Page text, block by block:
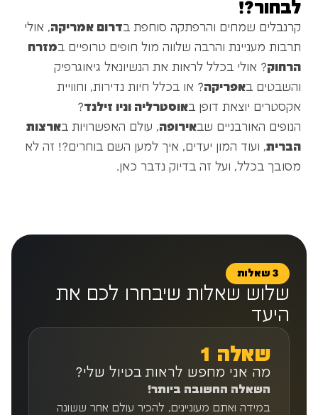
לבחור?!
קרנבלים שמחים והרפתקה סוחפת בדרום אמריקה, אולי
תרבות מעניינת והרבה שלווה מול חופים טרופיים במזרח
הרחוק? אולי בכלל לראות את הנשיונאל גיאוגרפיק
והשבטים באפריקה? או בכלל חיות נדירות, וחוויית
אקסטרים יוצאת דופן באוסטרליה וניו זילנד?
הנופים האורבניים שבאירופה, עולם האפשרויות בארצות
הברית, ועוד המון יעדים, איך למען השם בוחרים?! זה לא
מסובך בכלל, ועל זה בדיוק נדבר כאן.
3 שאלות
שלוש שאלות שיבחרו לכם את
היעד
שאלה 1
מה אני מחפש לראות בטיול שלי?
השאלה החשובה ביותר!
במידה ואתם מעוניינים, להכיר עולם אחר ששונה